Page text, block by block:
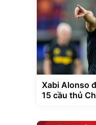
Xabi Alonso
15 cầu thủ